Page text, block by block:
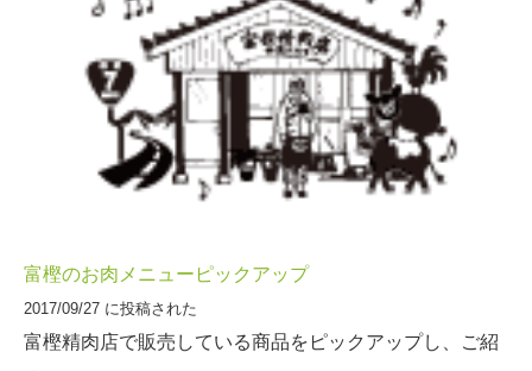
富樫のお肉メニューピックアップ
2017/09/27 に投稿された
富樫精肉店で販売している商品をピックアップし、ご紹